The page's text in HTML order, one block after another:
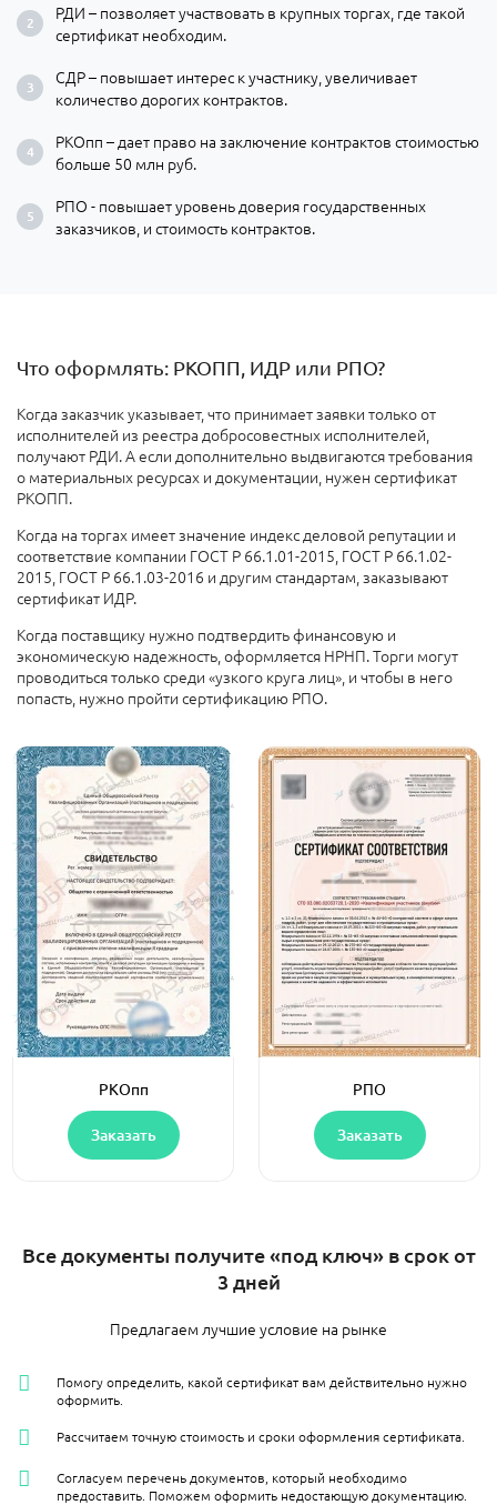
РДИ – позволяет участвовать в крупных торгах, где такой
сертификат необходим.
СДР – повышает интерес к участнику, увеличивает
количество дорогих контрактов.
РКОпп – дает право на заключение контрактов стоимостью
больше 50 млн руб.
РПО - повышает уровень доверия государственных
заказчиков, и стоимость контрактов.
Что оформлять: РКОПП, ИДР или РПО?
Когда заказчик указывает, что принимает заявки только от
исполнителей из реестра добросовестных исполнителей,
получают РДИ. А если дополнительно выдвигаются требования
о материальных ресурсах и документации, нужен сертификат
РКОПП.
Когда на торгах имеет значение индекс деловой репутации и
соответствие компании ГОСТ Р 66.1.01-2015, ГОСТ Р 66.1.02-
2015, ГОСТ Р 66.1.03-2016 и другим стандартам, заказывают
сертификат ИДР.
Когда поставщику нужно подтвердить финансовую и
экономическую надежность, оформляется НРНП. Торги могут
проводиться только среди «узкого круга лиц», и чтобы в него
попасть, нужно пройти сертификацию РПО.
РКОпп
Заказать
РПО
Заказать
Все документы получите «под ключ» в срок от
3 дней
Предлагаем лучшие условие на рынке
Помогу определить, какой сертификат вам действительно нужно
оформить.
Рассчитаем точную стоимость и сроки оформления сертификата.
Согласуем перечень документов, который необходимо
предоставить. Поможем оформить недостающую документацию.